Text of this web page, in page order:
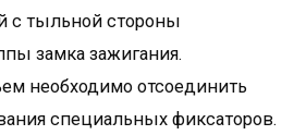
с тыльной стороны
замка зажигания.
необходимо отсоединить
специальных фиксаторов.